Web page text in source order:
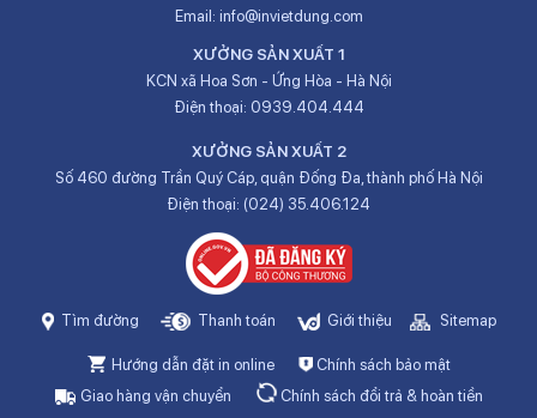
Email: info@invietdung.com
XƯỞNG SẢN XUẤT 1
KCN xã Hoa Sơn - Ứng Hòa - Hà Nội
Điện thoại: 0939.404.444
XƯỞNG SẢN XUẤT 2
Số 460 đường Trần Quý Cáp, quận Đống Đa, thành phố Hà Nội
Điện thoại: (024) 35.406.124
Tìm đường Thanh toán Giới thiệu Sitemap
Hướng dẫn đặt in online
Chính sách bảo mật
Giao hàng vận chuyển
Chính sách đổi trả & hoàn tiền